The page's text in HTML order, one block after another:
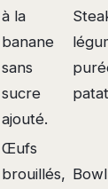
à la
banane
sans
sucre
ajouté.
Œufs
brouillés,